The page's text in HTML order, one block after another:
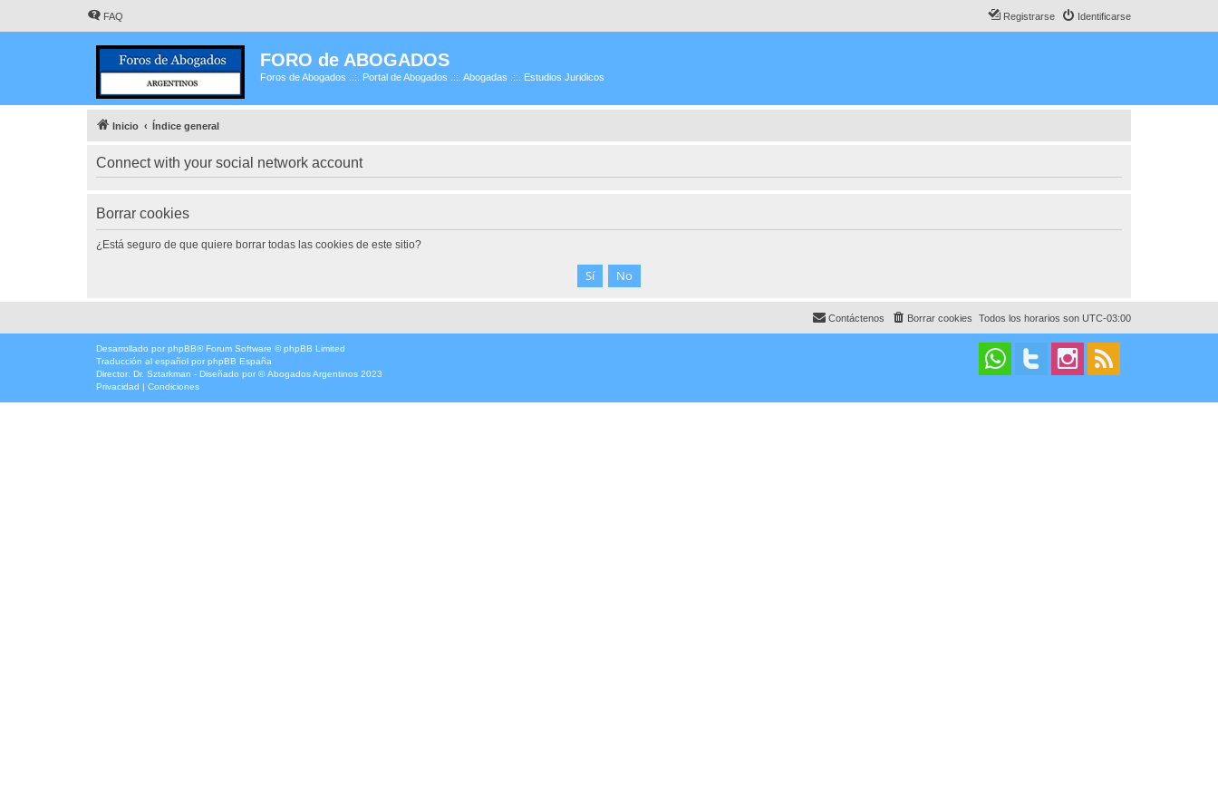
FAQ Identificarse
Registrarse
FORO de ABOGADOS
Foros de Abogados .::. Portal de Abogados .::. Abogadas .::. Estudios Juridicos
Inicio Índice general
Connect with your social network account
Borrar cookies
¿Está seguro de que quiere borrar todas las cookies de este sitio?
Todos los horarios son UTC-03:00
Borrar cookies
Contáctenos
Desarrollado por phpBB® Forum Software © phpBB Limited
Traducción al español por phpBB España
Director: Dr. Sztarkman - Diseñado por ©Abogados Argentinos 2023
Privacidad | Condiciones